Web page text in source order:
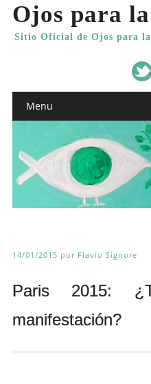
Ojos para
Sitio Oficial de Ojos para la
Main menu
Menu
14/01/2015 por Flavio Signore
Paris 2015:
manifestación?